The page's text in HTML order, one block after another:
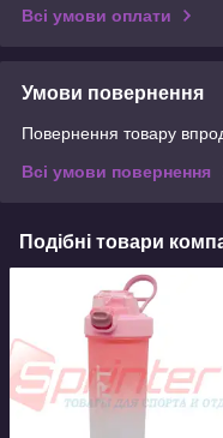
Всі умови оплати
Умови повернення
Повернення товару
Всі умови повернення
Подібні товари